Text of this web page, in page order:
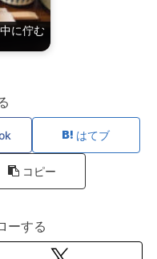
に佇む
はてブ
コピー
ーする